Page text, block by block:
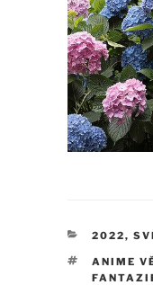
RUBRIKY
2022,
ŠTÍTKY
ANIME